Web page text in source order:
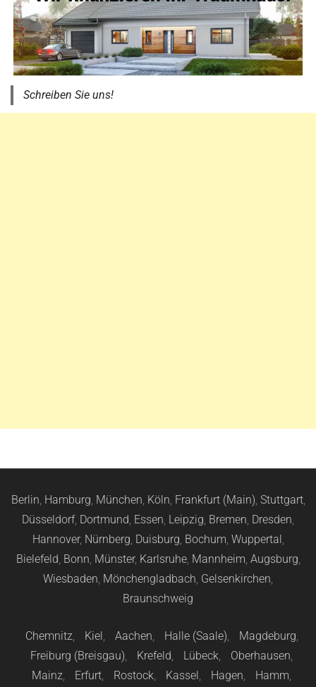
Schreiben Sie uns!
Berlin, Hamburg, München, Köln, Frankfurt (Main), Stuttgart,
Düsseldorf, Dortmund, Essen, Leipzig, Bremen, Dresden,
Hannover, Nürnberg, Duisburg, Bochum, Wuppertal,
Bielefeld, Bonn, Münster, Karlsruhe, Mannheim, Augsburg,
Wiesbaden, Mönchengladbach, Gelsenkirchen,
Braunschweig
Chemnitz, Kiel, Aachen, Halle (Saale), Magdeburg,
Freiburg (Breisgau), Krefeld, Lübeck, Oberhausen,
Mainz, Erfurt, Rostock, Kassel, Hagen, Hamm,